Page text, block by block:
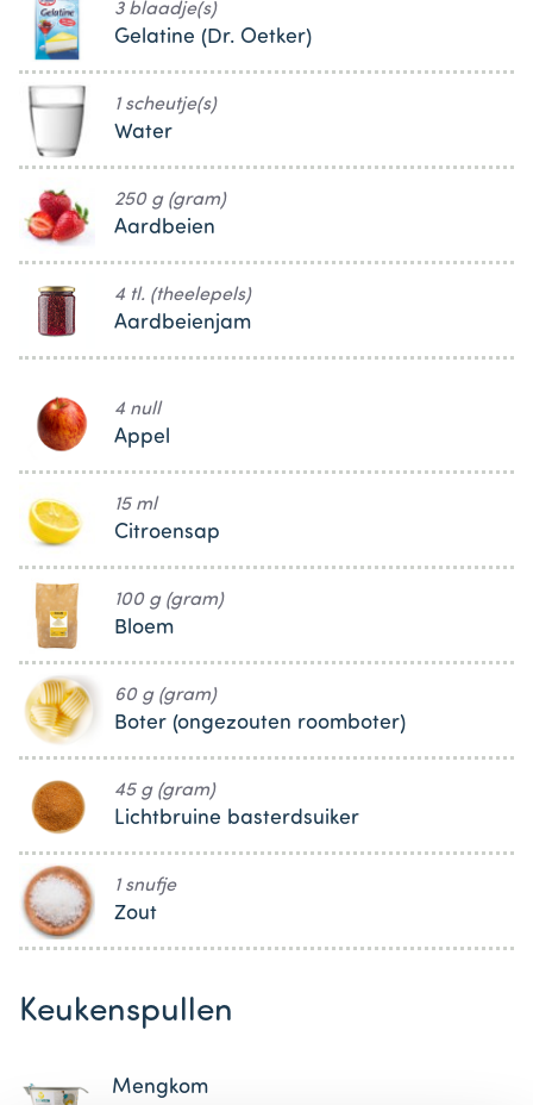
3 blaadje(s)
Gelatine (Dr. Oetker)
1 scheutje(s)
Water
250 g (gram)
Aardbeien
4 tl. (theelepels)
Aardbeienjam
4 null
Appel
15 ml
Citroensap
100 g (gram)
Bloem
60 g (gram)
Boter (ongezouten roomboter)
45 g (gram)
Lichtbruine basterdsuiker
1 snufje
Zout
Keukenspullen
Mengkom